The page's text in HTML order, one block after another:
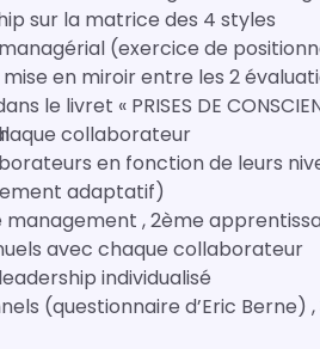
sur la matrice des 4 styles
(exercice de
/ questionnaire d’Hersey & Blanchard) , mise en miroir entre les 2
le livret « PRISES DE
collaborateur
en fonction de leurs
adaptatif)
management , 2ème
avec chaque collaborateur
individualisé
(questionnaire d’Eric Berne)